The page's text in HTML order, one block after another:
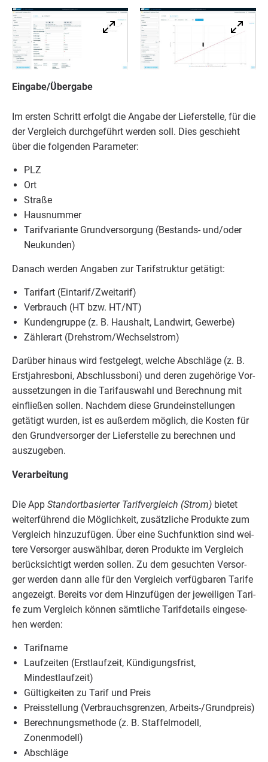
Eingabe/​Übergabe
Im ers­ten Schritt erfolgt die Anga­be der Lie­fer­stel­le, für die
der Ver­gleich durch­ge­führt wer­den soll. Dies geschieht
über die fol­gen­den Parameter:
PLZ
Ort
Stra­ße
Haus­num­mer
Tarif­va­ri­an­te Grund­ver­sor­gung (Bestands- und/​oder
Neukunden)
Danach wer­den Anga­ben zur Tarif­struk­tur getätigt:
Tarif­art (Eintarif/​Zweitarif)
Ver­brauch (HT bzw. HT/NT)
Kun­den­grup­pe (z. B. Haus­halt, Land­wirt, Gewerbe)
Zäh­ler­art (Drehstrom/​Wechselstrom)
Dar­über hin­aus wird fest­ge­legt, wel­che Abschlä­ge (z. B.
Erst­jah­res­bo­ni, Abschluss­bo­ni) und deren zuge­hö­ri­ge Vor­
aus­set­zun­gen in die Tarif­aus­wahl und Berech­nung mit
ein­flie­ßen sol­len. Nach­dem die­se Grund­ein­stel­lun­gen
getä­tigt wur­den, ist es außer­dem mög­lich, die Kos­ten für
den Grund­ver­sor­ger der Lie­fer­stel­le zu berech­nen und
auszugeben.
Ver­ar­bei­tung
Die App Stand­ort­ba­sier­ter Tarif­ver­gleich (Strom) bie­tet
wei­ter­füh­rend die Mög­lich­keit, zusätz­li­che Pro­duk­te zum
Ver­gleich hin­zu­zu­fü­gen. Über eine Such­funk­ti­on sind wei­
te­re Ver­sor­ger aus­wähl­bar, deren Pro­duk­te im Ver­gleich
berück­sich­tigt wer­den sol­len. Zu dem gesuch­ten Ver­sor­
ger wer­den dann alle für den Ver­gleich ver­füg­ba­ren Tari­fe
ange­zeigt. Bereits vor dem Hin­zu­fü­gen der jewei­li­gen Tari­
fe zum Ver­gleich kön­nen sämt­li­che Tarif­de­tails ein­ge­se­
hen werden:
Tarif­na­me
Lauf­zei­ten (Erst­lauf­zeit, Kün­di­gungs­frist,
Mindestlaufzeit)
Gül­tig­kei­ten zu Tarif und Preis
Preis­stel­lung (Ver­brauchs­gren­zen, Arbeits-/Grund­preis)
Berech­nungs­me­tho­de (z. B. Staf­fel­mo­dell,
Zonenmodell)
Abschlä­ge